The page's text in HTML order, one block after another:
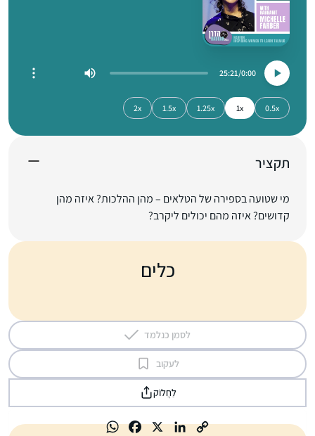
0:00
25:21
0.5x
1x
1.25x
1.5x
2x
תקציר
מי שטועה בספירה של הטלאים – מהן ההלכות? איזה מהן
קדושים? איזה מהם יכולים ליקרב?
כלים
לסמן כנלמד
לעקוב
לַחֲלוֹק